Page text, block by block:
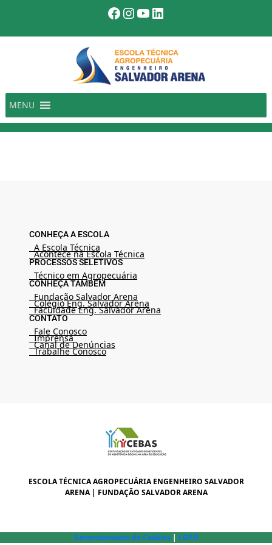
o
Facebook
Instagram
Youtube
LinkedIn
MENU
CONHEÇA A ESCOLA
A Escola Técnica
Acontece na Escola Técnica
PROCESSOS SELETIVOS
Técnico em Agropecuária
CONHEÇA TAMBÉM
Fundação Salvador Arena
Colégio Eng. Salvador Arena
Faculdade Eng. Salvador Arena
CONTATO
Fale Conosco
Imprensa
Canal de Denúncias
Trabalhe Conosco
ESCOLA TÉCNICA AGROPECUÁRIA ENGENHEIRO SALVADOR
ARENA | FUNDAÇÃO SALVADOR ARENA
Gerenciamento de Cookies| LGPD